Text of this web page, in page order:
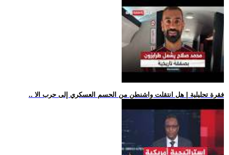
.. فقرة تحليلية | هل انتقلت واشنطن من الحسم العسكري إلى حرب الا